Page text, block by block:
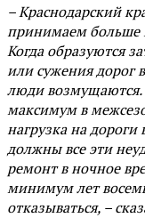
– Краснодарский
принимаем больше
Когда образуются
или сужения дорог
люди возмущаются.
максимум в
нагрузка на
должны все эти
ремонт в ночное
минимум лет
отказываться, –